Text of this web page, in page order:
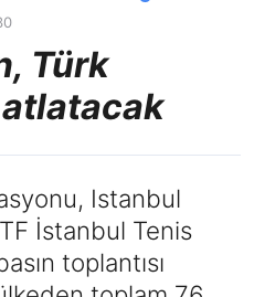
Türk
atlatacak
Istanbul
İstanbul Tenis
toplantısı